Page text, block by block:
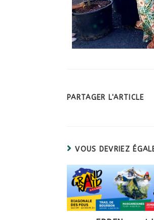
PARTAGER L'ARTICLE
VOUS DEVRIEZ